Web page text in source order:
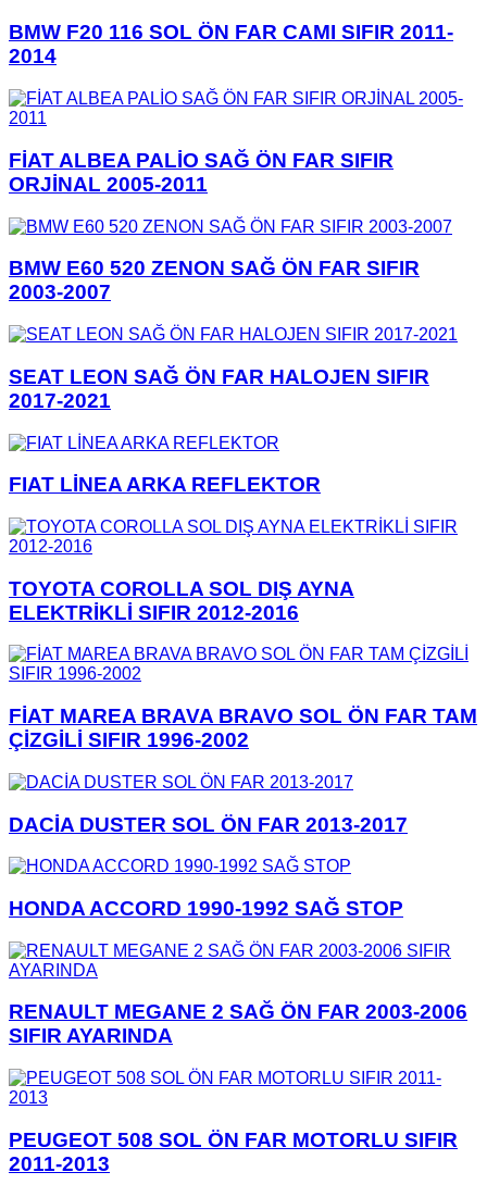
BMW F20 116 SOL ÖN FAR CAMI SIFIR 2011-
2014
FİAT ALBEA PALİO SAĞ ÖN FAR SIFIR
ORJİNAL 2005-2011
BMW E60 520 ZENON SAĞ ÖN FAR SIFIR
2003-2007
SEAT LEON SAĞ ÖN FAR HALOJEN SIFIR
2017-2021
FIAT LİNEA ARKA REFLEKTOR
TOYOTA COROLLA SOL DIŞ AYNA
ELEKTRİKLİ SIFIR 2012-2016
FİAT MAREA BRAVA BRAVO SOL ÖN FAR TAM
ÇİZGİLİ SIFIR 1996-2002
DACİA DUSTER SOL ÖN FAR 2013-2017
HONDA ACCORD 1990-1992 SAĞ STOP
RENAULT MEGANE 2 SAĞ ÖN FAR 2003-2006
SIFIR AYARINDA
PEUGEOT 508 SOL ÖN FAR MOTORLU SIFIR
2011-2013